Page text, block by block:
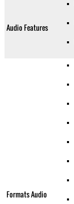
Audio Features
Formats Audio